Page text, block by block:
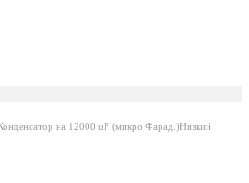
на 12000 uF (микро Фарад.)Низкий